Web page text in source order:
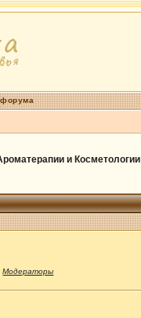
форума
и Косметологии
,Модераторы